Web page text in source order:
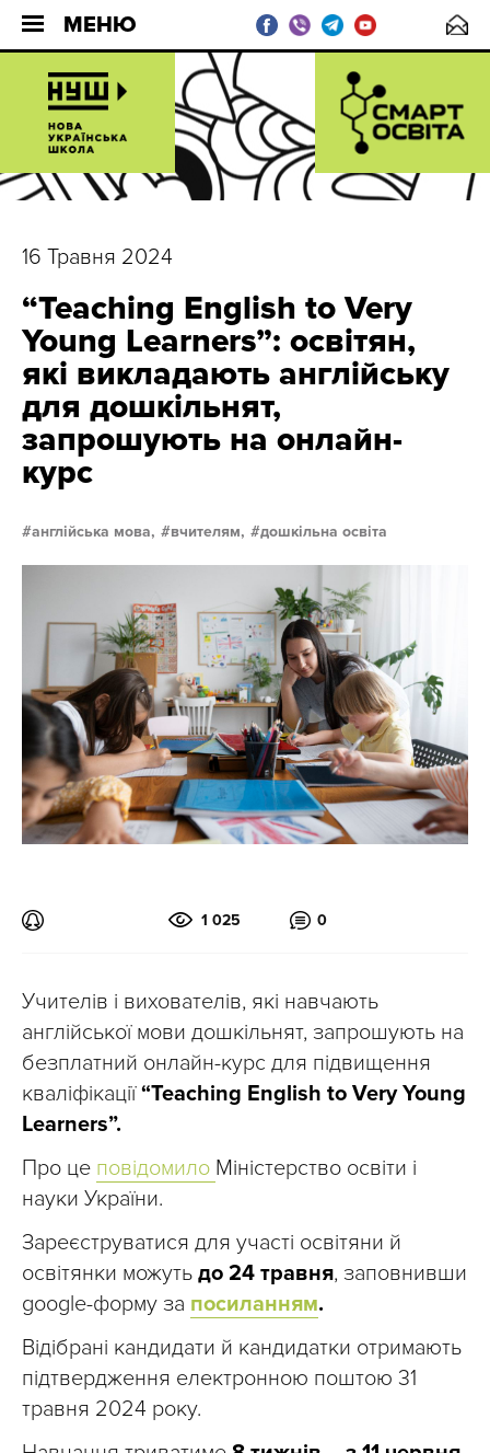
МЕНЮ
16 Травня 2024
“Teaching English to Very
Young Learners”: освітян,
які викладають англійську
для дошкільнят,
запрошують на онлайн-
курс
англійська мова, вчителям, дошкільна освіта
1 025 0
Учителів і вихователів, які навчають
англійської мови дошкільнят, запрошують на
безплатний онлайн-курс для підвищення
кваліфікації“Teaching English to Very Young
Learners”.
Про це повідомило Міністерство освіти і
науки України.
Зареєструватися для участі освітяни й
освітянки можуть до 24 травня, заповнивши
google-форму за посиланням.
Відібрані кандидати й кандидатки отримають
підтвердження електронною поштою 31
травня 2024 року.